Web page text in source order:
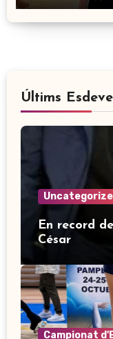
Últims
En record
César
Campionat